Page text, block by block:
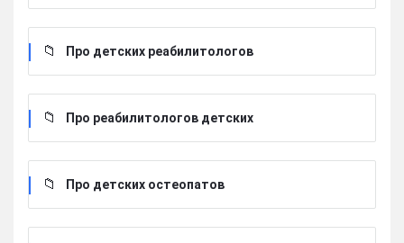
Про детских реабилитологов
Про реабилитологов детских
Про детских остеопатов